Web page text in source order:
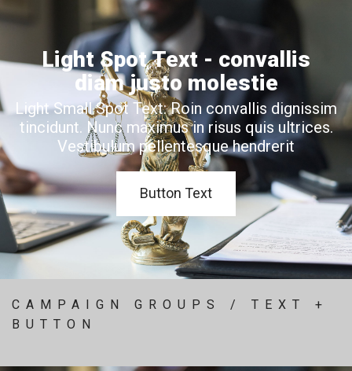
Light Spot Text - convallis
diam justo molestie
Light Small Spot Text: Roin convallis dignissim
tincidunt. Nunc maximus in risus quis ultrices.
Vestibulum pellentesque hendrerit
Button Text
CAMPAIGN GROUPS / TEXT +
BUTTON